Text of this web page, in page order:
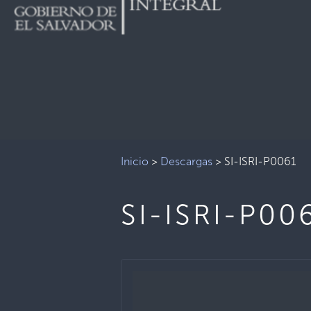
Inicio > Descargas > SI-ISRI-P0061
SI-ISRI-